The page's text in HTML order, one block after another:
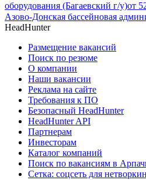
оборудования (Багаевский г/у)от
Азово-Донская бассейновая
HeadHunter
Размещение вакансий
Поиск по резюме
О компании
Наши вакансии
Реклама на сайте
Требования к ПО
Безопасный HeadHunter
HeadHunter API
Партнерам
Инвесторам
Каталог компаний
Поиск по вакансиям в
Сетка: соцсеть для